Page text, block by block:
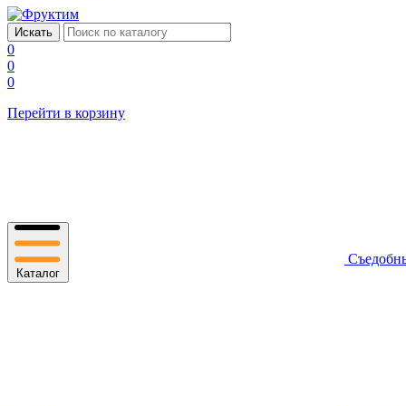
0
0
0
Перейти в корзину
Каталог